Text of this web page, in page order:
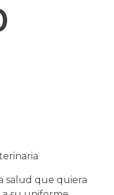
salud que quiera